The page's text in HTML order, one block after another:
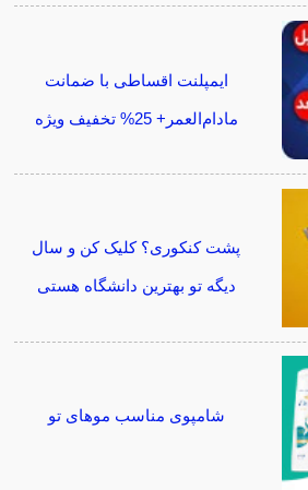
ایمپلنت اقساطی با ضمانت
مادام‌العمر+ 25% تخفیف ویژه
پشت کنکوری؟ کلیک کن و سال
دیگه تو بهترین دانشگاه هستی
شامپوی مناسب موهای تو